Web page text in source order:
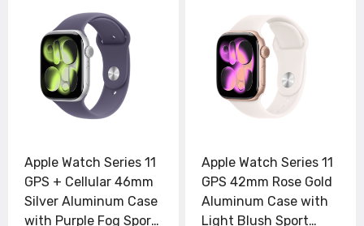
Apple Watch Series 11
GPS + Cellular 46mm
Silver Aluminum Case
with Purple Fog Sport
Apple Watch Series 11
GPS 42mm Rose Gold
Aluminum Case with
Light Blush Sport